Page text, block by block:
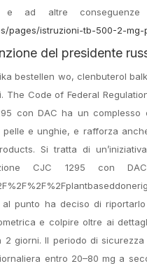
e ad altre
pages/istruzioni-tb-500-2-mg-
del presidente
bestellen wo, clenbuterol
The Code of Federal
con DAC ha un
pelle e unghie, e rafforza
Si tratta di
CJC 1295 con
al punto ha deciso di
e colpire oltre ai
2 giorni. Il periodo di
entro 20–80 mg a